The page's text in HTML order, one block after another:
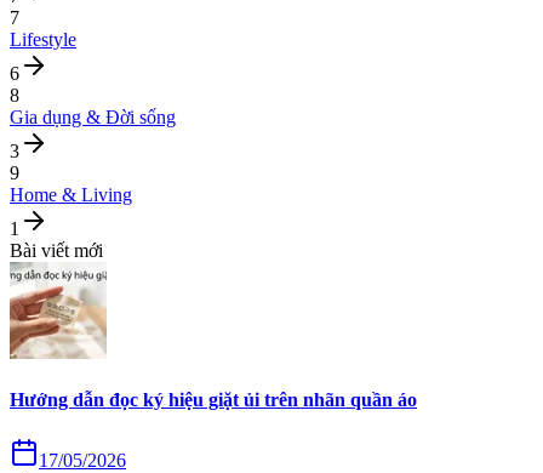
7
Lifestyle
6
8
Gia dụng & Đời sống
3
9
Home & Living
1
Bài viết mới
Hướng dẫn đọc ký hiệu giặt ủi trên nhãn quần áo
17/05/2026